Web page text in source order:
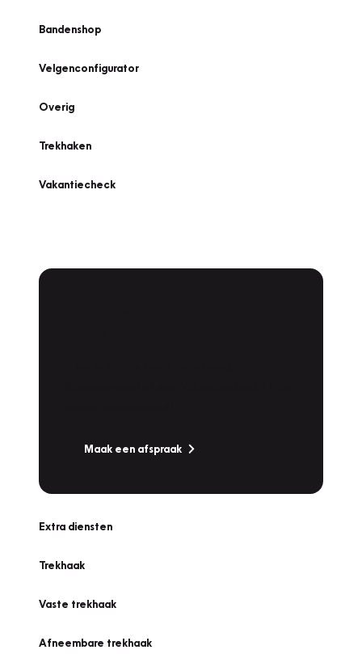
Bandenshop
Velgenconfigurator
Overig
Trekhaken
Vakantiecheck
Maak een afspraak
Extra diensten
Trekhaak
Vaste trekhaak
Afneembare trekhaak